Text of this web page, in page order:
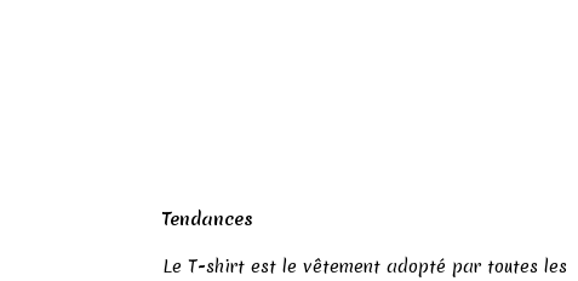
Tendances
Le T-shirt est le vêtement adopté par toutes les